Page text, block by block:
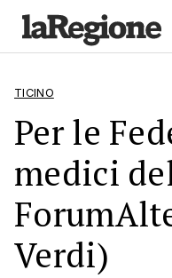
TICINO
Per le
medici
Verdi)